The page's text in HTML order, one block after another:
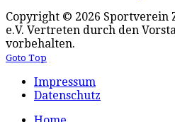
Copyright © 2026 Sportverein
e.V. Vertreten durch den
vorbehalten.
Goto Top
Impressum
Datenschutz